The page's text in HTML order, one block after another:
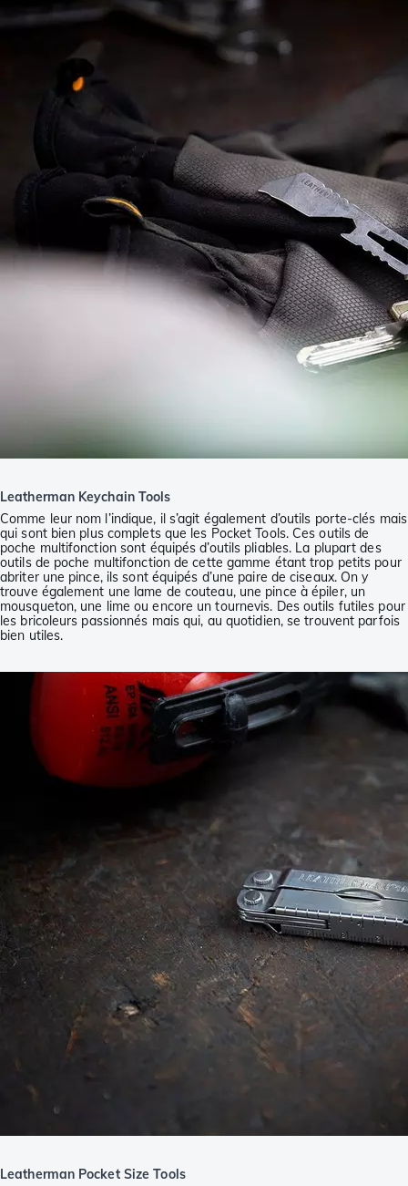
Leatherman Keychain Tools
Comme leur nom l’indique, il s’agit également d’outils porte-clés mais
qui sont bien plus complets que les Pocket Tools. Ces outils de
poche multifonction sont équipés d’outils pliables. La plupart des
outils de poche multifonction de cette gamme étant trop petits pour
abriter une pince, ils sont équipés d’une paire de ciseaux. On y
trouve également une lame de couteau, une pince à épiler, un
mousqueton, une lime ou encore un tournevis. Des outils futiles pour
les bricoleurs passionnés mais qui, au quotidien, se trouvent parfois
bien utiles.
Leatherman Pocket Size Tools